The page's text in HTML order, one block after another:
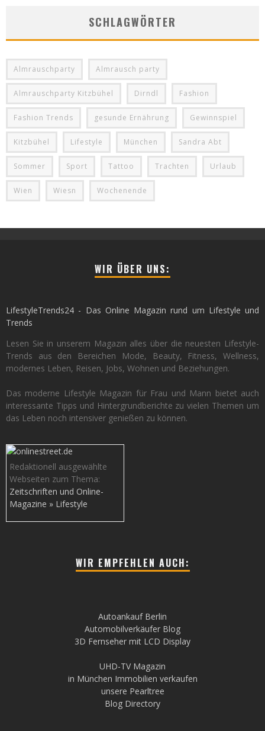
SCHLAGWÖRTER
Almrauschparty Almrausch party
Almrauschparty Kitzbühel Dirndl Fashion
Fashion Trends gesunde Ernährung Gewinnspiel
Kitzbühel Lifestyle München Sandra Abt
Sommer Sport Tattoo Trachten Urlaub
Wien Wiesn Wochenende
WIR ÜBER UNS:
LifestyleTrends24 - Das Online Magazin rund um Lifestyle und
Trends
Lesen Sie in unserem Magazin alles über die neuesten Lifestyle-
Trends aus den Bereichen Mode, Beauty, Fitness, Wellness,
modernes Leben, Reisen, Jobs, Wohnen und Beziehungen.
Das moderne Lifestyle Magazin für Frau und Mann bietet auch
interessante Tipps und Hintergrundberichte zu vielen Themen um
das Leben noch intensiver genießen zu können.
Redaktionell ausgewählte
Webseiten zum Thema:
Zeitschriften und Online-
Magazine » Lifestyle
WIR EMPFEHLEN AUCH:
Autoankauf Berlin
Automobilverkäufer Blog
3D Fernseher mit LCD Display
UHD-TV Magazin
in München Immobilien verkaufen
unsere Pearltree
Blog Directory